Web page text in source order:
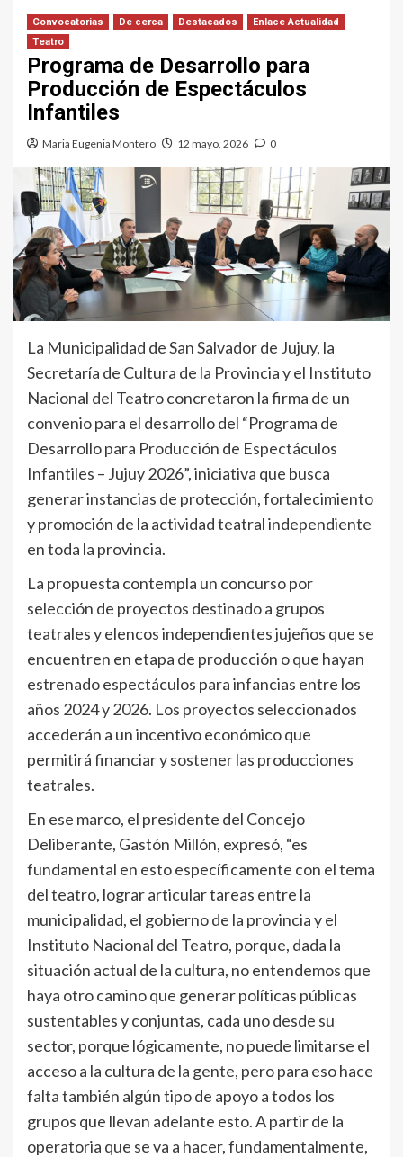
Convocatorias De cerca Destacados
Enlace Actualidad
Teatro
Programa de Desarrollo para
Producción de Espectáculos
Infantiles
Maria Eugenia Montero 12 mayo, 2026 0
La Municipalidad de San Salvador de Jujuy, la
Secretaría de Cultura de la Provincia y el Instituto
Nacional del Teatro concretaron la firma de un
convenio para el desarrollo del “Programa de
Desarrollo para Producción de Espectáculos
Infantiles – Jujuy 2026”, iniciativa que busca
generar instancias de protección, fortalecimiento
y promoción de la actividad teatral independiente
en toda la provincia.
La propuesta contempla un concurso por
selección de proyectos destinado a grupos
teatrales y elencos independientes jujeños que se
encuentren en etapa de producción o que hayan
estrenado espectáculos para infancias entre los
años 2024 y 2026. Los proyectos seleccionados
accederán a un incentivo económico que
permitirá financiar y sostener las producciones
teatrales.
En ese marco, el presidente del Concejo
Deliberante, Gastón Millón, expresó, “es
fundamental en esto específicamente con el tema
del teatro, lograr articular tareas entre la
municipalidad, el gobierno de la provincia y el
Instituto Nacional del Teatro, porque, dada la
situación actual de la cultura, no entendemos que
haya otro camino que generar políticas públicas
sustentables y conjuntas, cada uno desde su
sector, porque lógicamente, no puede limitarse el
acceso a la cultura de la gente, pero para eso hace
falta también algún tipo de apoyo a todos los
grupos que llevan adelante esto. A partir de la
operatoria que se va a hacer, fundamentalmente,